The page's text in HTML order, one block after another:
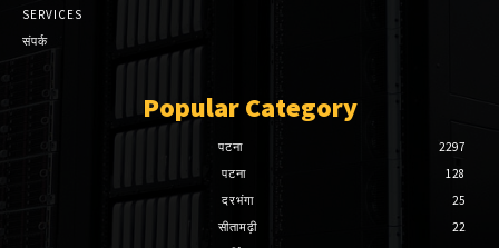
SERVICES
संपर्क
Popular Category
पटना
2297
पटना
128
दरभंगा
25
सीतामढ़ी
22